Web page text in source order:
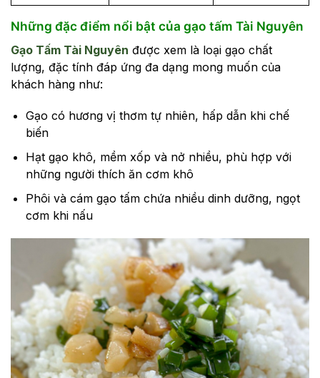
Những đặc điểm nổi bật của gạo tấm Tài Nguyên
Gạo Tấm Tài Nguyên được xem là loại gạo chất
lượng, đặc tính đáp ứng đa dạng mong muốn của
khách hàng như:
Gạo có hương vị thơm tự nhiên, hấp dẫn khi chế
biến
Hạt gạo khô, mềm xốp và nở nhiều, phù hợp với
những người thích ăn cơm khô
Phôi và cám gạo tấm chứa nhiều dinh dưỡng, ngọt
cơm khi nấu